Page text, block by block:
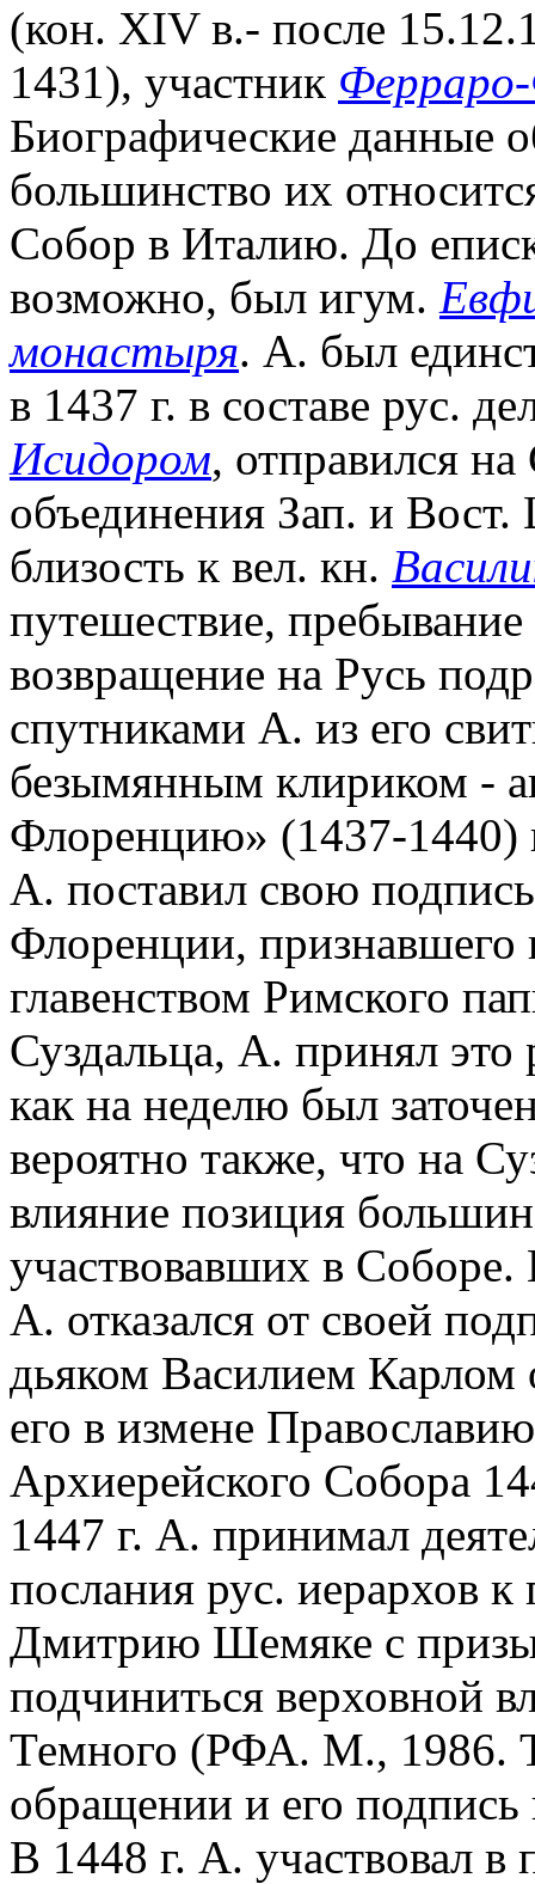
(кон. XIV в.- после
1431), участник
Биографические данные
большинство их
Собор в Италию. До
возможно, был игум.
монастыря. А. был
в 1437 г. в составе рус.
Исидором, отправился
объединения Зап. и Вост.
близость к вел. кн.
путешествие,
возвращение на Русь
спутниками А. из его
безымянным клириком -
Флоренцию» (1437-1440)
А. поставил свою
Флоренции,
главенством Римского
Суздальца, А. принял
как на неделю был
вероятно также, что на
влияние позиция
участвовавших в
А. отказался от своей
дьяком Василием Карлом
его в измене
Архиерейского Собора
1447 г. А. принимал
послания рус. иерархов
Дмитрию Шемяке с
подчиниться верховной
Темного (РФА. М., 1986.
обращении и его подпись
В 1448 г. А. участвовал в